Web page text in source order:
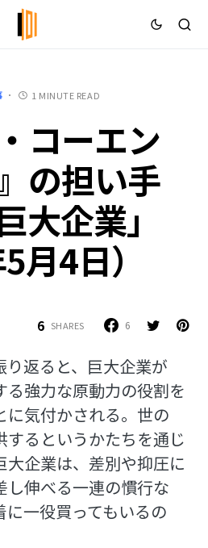
1 MINUTE READ
コーエン
の担い手
大企業」
月4日）
6 SHARES 6
り返ると、巨大企業が
る強力な原動力の役割を
に気付かされる。世の
するというかたちを通じ
大企業は、差別や抑圧に
し伸べる一連の慣行な
に一役買ってもいるの